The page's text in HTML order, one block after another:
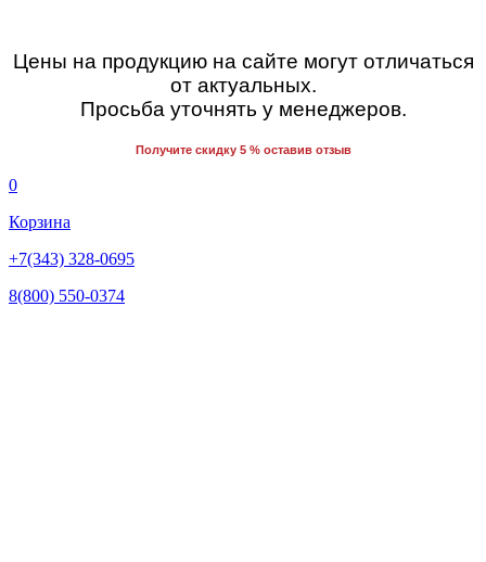
Цены на продукцию на сайте могут отличаться
от актуальных.
Просьба уточнять у менеджеров.
Получите скидку 5 % оставив отзыв
0
Корзина
+7(343) 328-0695
8(800) 550-0374